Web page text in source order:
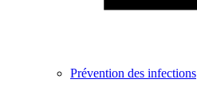
Prévention des infections